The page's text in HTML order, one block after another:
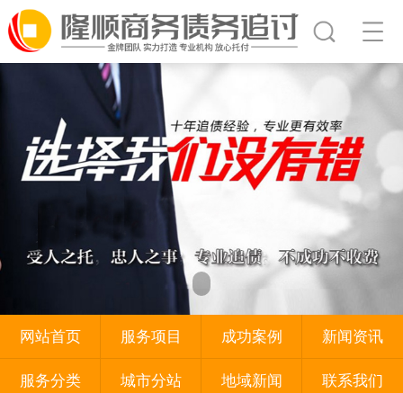
网站首页 服务项目 成功案例 新闻资讯
服务分类 城市分站 地域新闻 联系我们